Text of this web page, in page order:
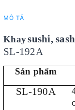
MÔ TẢ
Khaysushi,
SL-192A
Sản phẩm
SL-190A